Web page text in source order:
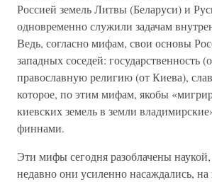
Россией земель Литвы (Беларуси) и
одновременно служили задачам
Ведь, согласно мифам, свои основы
западных соседей: государственность
православную религию (от Киева),
которое, по этим мифам, якобы
киевских земель в земли
финнами.
Эти мифы сегодня разоблачены
недавно они усиленно насаждались,